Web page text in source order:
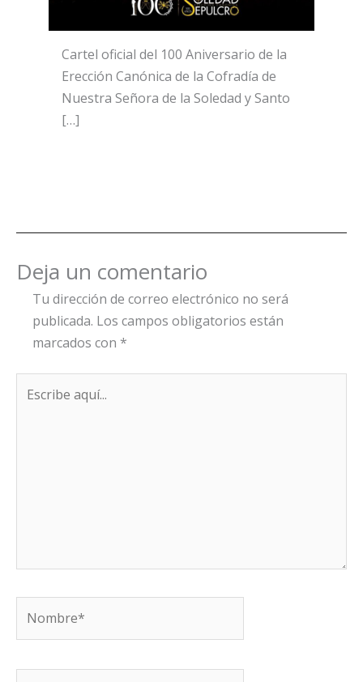
Cartel oficial del 100 Aniversario de la
Erección Canónica de la Cofradía de
Nuestra Señora de la Soledad y Santo
[…]
Deja un comentario
Tu dirección de correo electrónico no será
publicada. Los campos obligatorios están
marcados con *
aquí...